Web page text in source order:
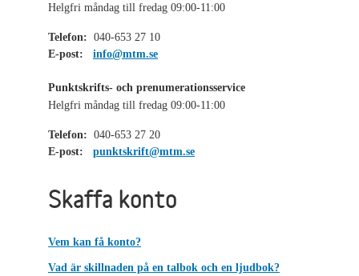
Helgfri måndag till fredag 09:00-11:00
Telefon: 040-653 27 10
E-post:
info@mtm.se
Punktskrifts- och prenumerationsservice
Helgfri måndag till fredag 09:00-11:00
Telefon: 040-653 27 20
E-post:
punktskrift@mtm.se
Skaffa konto
Vem kan få konto?
Vad är skillnaden på en talbok och en ljudbok?